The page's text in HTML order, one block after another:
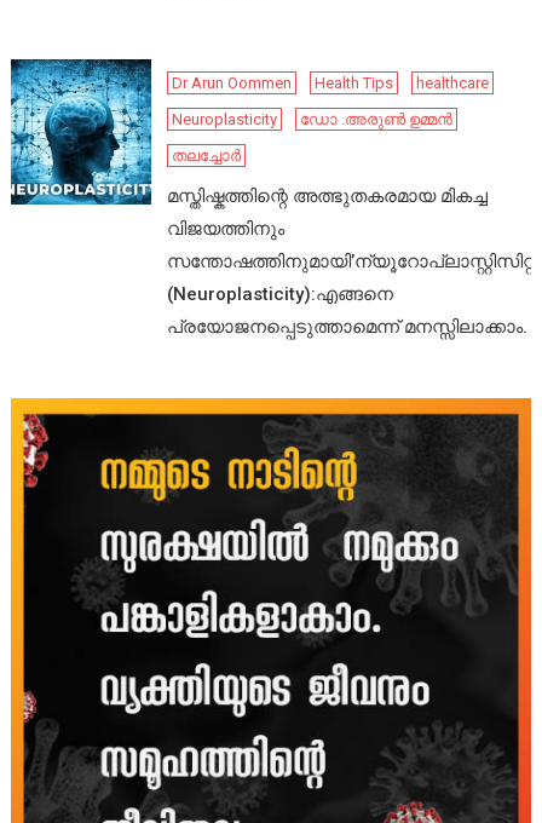
Dr Arun Oommen Health Tips
healthcare
Neuroplasticity
ഡോ .അരുൺ ഉമ്മൻ
തലച്ചോർ
മസ്തിഷ്കത്തിന്റെ അത്ഭുതകരമായ മികച്ച
വിജയത്തിനും
സന്തോഷത്തിനുമായി’ന്യൂറോപ്ലാസ്റ്റിസിറ്റി’
(Neuroplasticity):എങ്ങനെ
പ്രയോജനപ്പെടുത്താമെന്ന് മനസ്സിലാക്കാം.